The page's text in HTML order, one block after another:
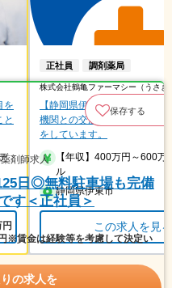
を
と
正社員 調剤薬局
株式会社鶴亀ファーマシー（うさぎ
【静岡県伊東市】　駅チカ！
機関との交流を行い、働きや
をしています。
【年収】400万円～600万
ル
静岡県伊東市
この求人を見る
の求人を
保存する
剤師求人
日◎無料駐車場も完備
す＜正社員＞
※賃金は経験等を考慮して決定い